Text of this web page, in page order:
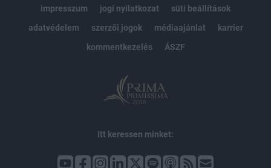
impresszum
jogi nyilatkozat
süti beállítások
adatvédelem
szerzői jogok médiaajánlat
karrier
kommentkezelés
ÁSZF
Itt keressen minket: